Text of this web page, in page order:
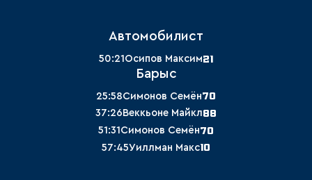
Автомобилист
50:21 Осипов Максим21
Барыс
25:58Симонов Семён70
37:26 Веккьоне Майкл88
51:31 Симонов Семён70
57:45Уиллман Макс10